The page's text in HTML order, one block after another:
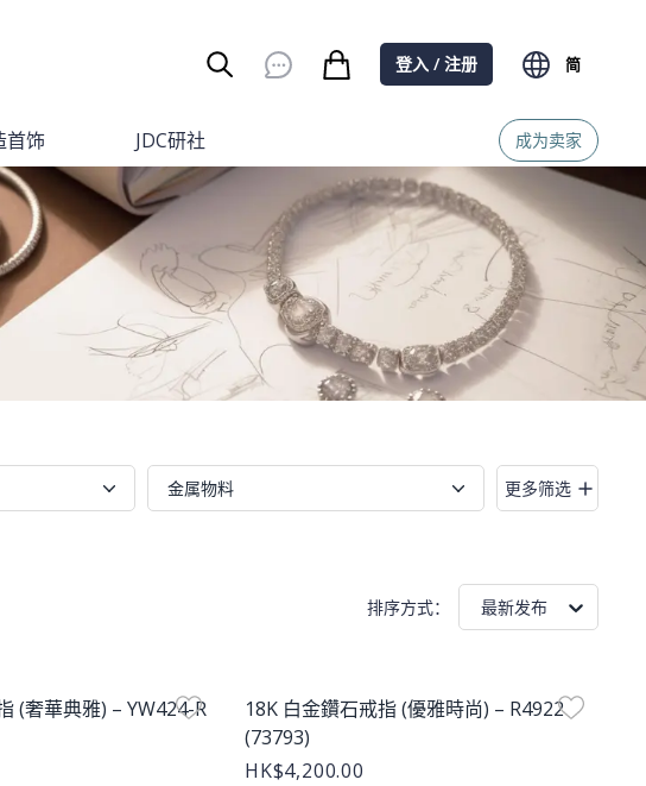
Burger Menu 登入 / 注册 简
首饰 JDC研社 成为卖家
金属物料 更多筛选
排序方式： 最新发布
(奢華典雅) – YW424-R
Product Image
18K 白金鑽石戒指 (優雅時尚) – R4922
(73793)
HK$4,200.00